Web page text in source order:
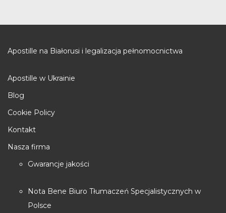
Apostille na Białorusi i legalizacja pełnomocnictwa
Apostille w Ukrainie
Blog
Cookie Policy
Kontakt
Nasza firma
Gwarancje jakości
Nota Bene Biuro Tłumaczeń Specjalistycznych w
Polsce